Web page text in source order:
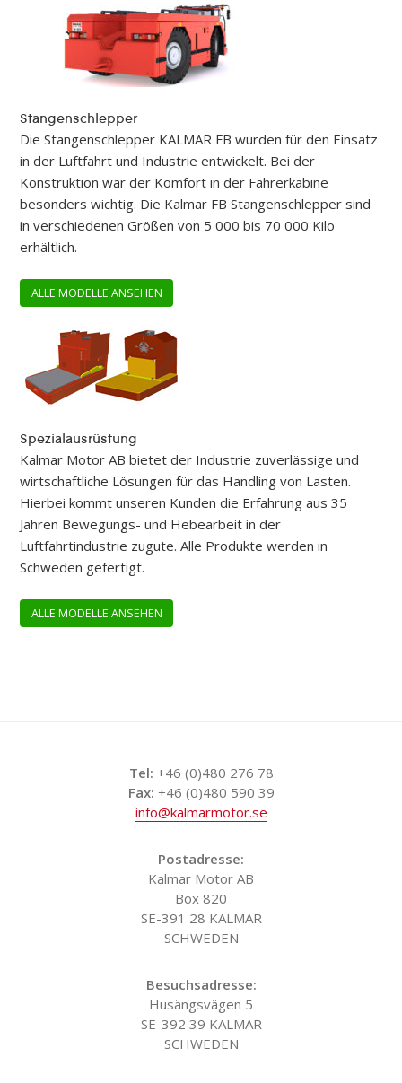
Stangenschlepper
Die Stangenschlepper KALMAR FB wurden für den Einsatz
in der Luftfahrt und Industrie entwickelt. Bei der
Konstruktion war der Komfort in der Fahrerkabine
besonders wichtig. Die Kalmar FB Stangenschlepper sind
in verschiedenen Größen von 5 000 bis 70 000 Kilo
erhältlich.
ALLE MODELLE ANSEHEN
Spezialausrüstung
Kalmar Motor AB bietet der Industrie zuverlässige und
wirtschaftliche Lösungen für das Handling von Lasten.
Hierbei kommt unseren Kunden die Erfahrung aus 35
Jahren Bewegungs- und Hebearbeit in der
Luftfahrtindustrie zugute. Alle Produkte werden in
Schweden gefertigt.
ALLE MODELLE ANSEHEN
Tel: +46 (0)480 276 78
Fax: +46 (0)480 590 39
info@kalmarmotor.se
Postadresse:
Kalmar Motor AB
Box 820
SE-391 28 KALMAR
SCHWEDEN
Besuchsadresse:
Husängsvägen 5
SE-392 39 KALMAR
SCHWEDEN